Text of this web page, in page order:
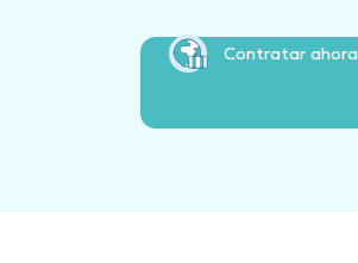
Contratar ahora